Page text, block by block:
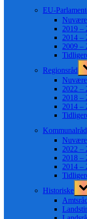
EU-
2019 –
2014 –
2009 –
Regionsråd
2022 –
2018 –
2014 –
Kommunalråd
2022 –
2018 –
2014 –
Historiske
sub-